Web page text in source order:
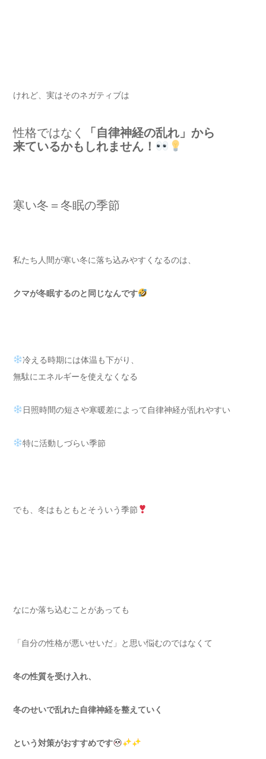
けれど、実はそのネガティブは
性格ではなく 「自律神経の乱れ」 から
来ているかもしれません！
寒い冬＝冬眠の季節
私たち人間が寒い冬に落ち込みやすくなるのは、
クマが冬眠するのと同じなんです
冷える時期には体温も下がり、
無駄にエネルギーを使えなくなる
日照時間の短さや寒暖差によって自律神経が乱れやすい
特に活動しづらい季節
でも、冬はもともとそういう季節
なにか落ち込むことがあっても
「自分の性格が悪いせいだ」と思い悩むのではなくて
冬の性質を受け入れ、
冬のせいで乱れた自律神経を整えていく
という対策がおすすめです